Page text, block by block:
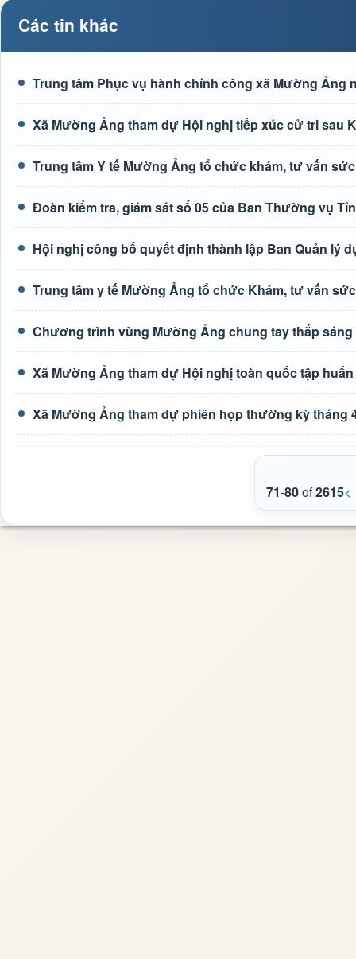
Các tin khác
Trung tâm Phục vụ hành chính công xã Mường Ảng
Xã Mường Ảng tham dự Hội nghị tiếp xúc cử tri sau
Trung tâm Y tế Mường Ảng tổ chức khám, tư vấn
Đoàn kiểm tra, giám sát số 05 của Ban Thường vụ
Hội nghị công bố quyết định thành lập Ban Quản lý
Trung tâm y tế Mường Ảng tổ chức Khám, tư vấn
Chương trình vùng Mường Ảng chung tay thắp
Xã Mường Ảng tham dự Hội nghị toàn quốc tập
Xã Mường Ảng tham dự phiên họp thường kỳ tháng
71-80of2615<